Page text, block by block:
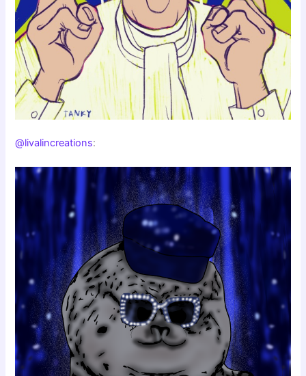
@livalincreations: